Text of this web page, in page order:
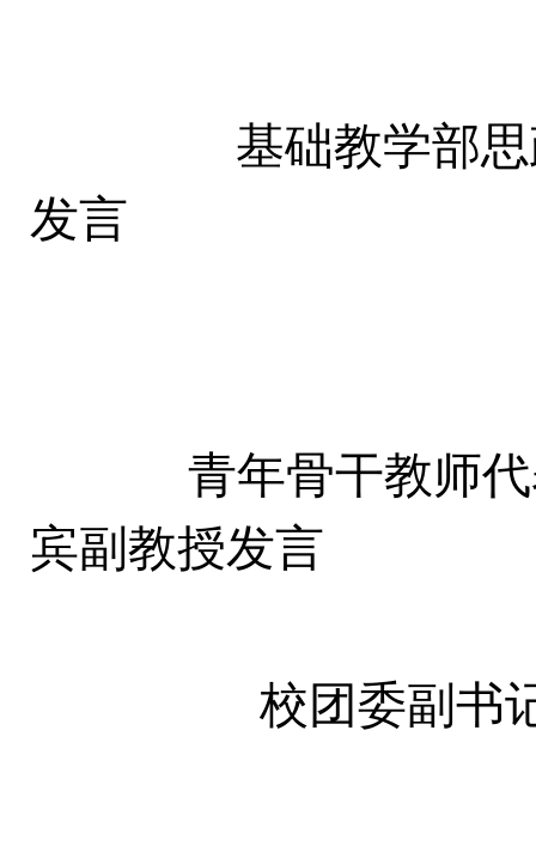
基础教学部思政
发言
青年骨干教师代
宾副教授发言
校团委副书记